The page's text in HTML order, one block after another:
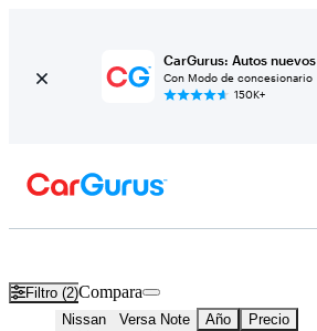
CarGurus: Autos
Con Modo de concesionario
150K+
Filtro (2)Compara
Nissan Versa Note Año Precio